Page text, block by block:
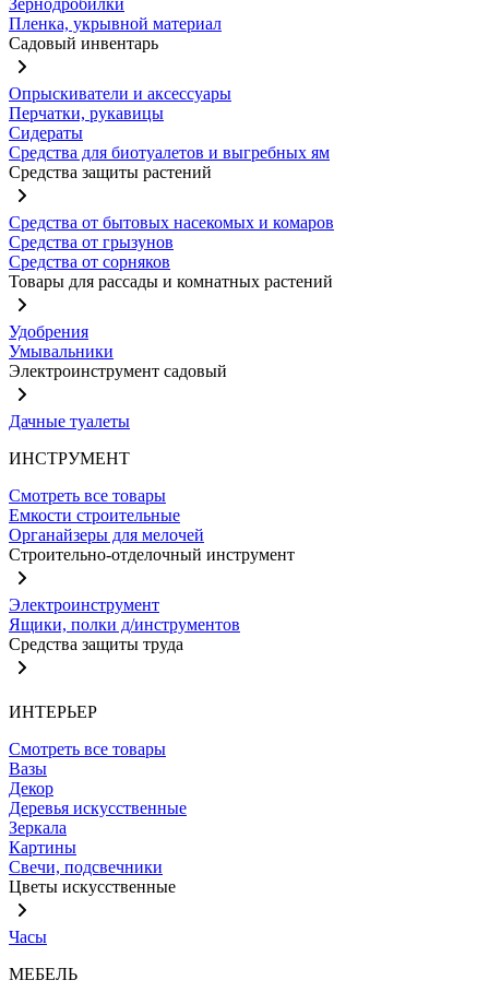
Зернодробилки
Пленка, укрывной материал
Садовый инвентарь
Опрыскиватели и аксессуары
Перчатки, рукавицы
Сидераты
Средства для биотуалетов и выгребных ям
Средства защиты растений
Средства от бытовых насекомых и комаров
Средства от грызунов
Средства от сорняков
Товары для рассады и комнатных растений
Удобрения
Умывальники
Электроинструмент садовый
Дачные туалеты
ИНСТРУМЕНТ
Смотреть все товары
Емкости строительные
Органайзеры для мелочей
Строительно-отделочный инструмент
Электроинструмент
Ящики, полки д/инструментов
Средства защиты труда
ИНТЕРЬЕР
Смотреть все товары
Вазы
Декор
Деревья искусственные
Зеркала
Картины
Свечи, подсвечники
Цветы искусственные
Часы
МЕБЕЛЬ